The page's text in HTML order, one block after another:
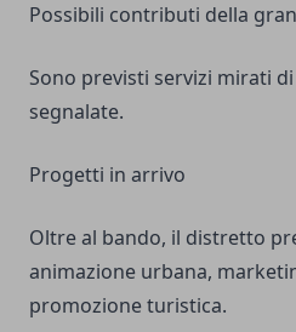
Possibili contributi della
Sono previsti servizi mirati
segnalate.
Progetti in arrivo
Oltre al bando, il distretto
animazione urbana,
promozione turistica.